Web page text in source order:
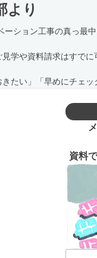
より
ション工事の真っ最
学や資料請求はすでに
たい」「早めにチェ
資料